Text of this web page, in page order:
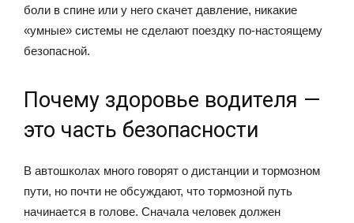
боли в спине или у него скачет давление, никакие
«умные» системы не сделают поездку по-настоящему
безопасной.
Почему здоровье водителя —
это часть безопасности
В автошколах много говорят о дистанции и тормозном
пути, но почти не обсуждают, что тормозной путь
начинается в голове. Сначала человек должен